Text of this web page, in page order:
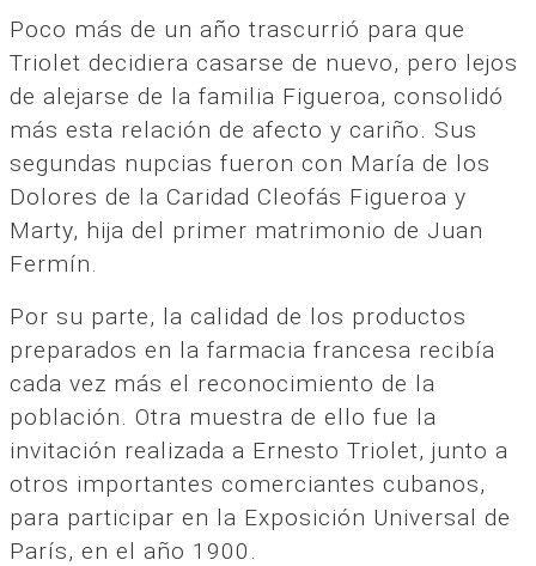
Poco más de un año trascurrió para que
Triolet decidiera casarse de nuevo, pero lejos
de alejarse de la familia Figueroa, consolidó
más esta relación de afecto y cariño. Sus
segundas nupcias fueron con María de los
Dolores de la Caridad Cleofás Figueroa y
Marty, hija del primer matrimonio de Juan
Fermín.
Por su parte, la calidad de los productos
preparados en la farmacia francesa recibía
cada vez más el reconocimiento de la
población. Otra muestra de ello fue la
invitación realizada a Ernesto Triolet, junto a
otros importantes comerciantes cubanos,
para participar en la Exposición Universal de
París, en el año 1900.